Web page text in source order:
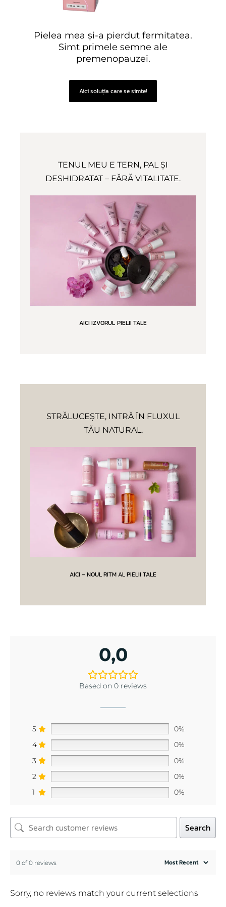
Pielea mea și-a pierdut fermitatea.
Simt primele semne ale
premenopauzei.
Aici soluția care se simte!
TENUL MEU E TERN, PAL ȘI
DESHIDRATAT – FĂRĂ VITALITATE.
AICI IZVORUL PIELII TALE
STRĂLUCEȘTE, INTRĂ ÎN FLUXUL
TĂU NATURAL.
AICI – NOUL RITM AL PIELII TALE
0,0
Based on 0 reviews
5
0%
4
0%
3
0%
2
0%
1
0%
Search
0 of 0 reviews
Sorry, no reviews match your current selections